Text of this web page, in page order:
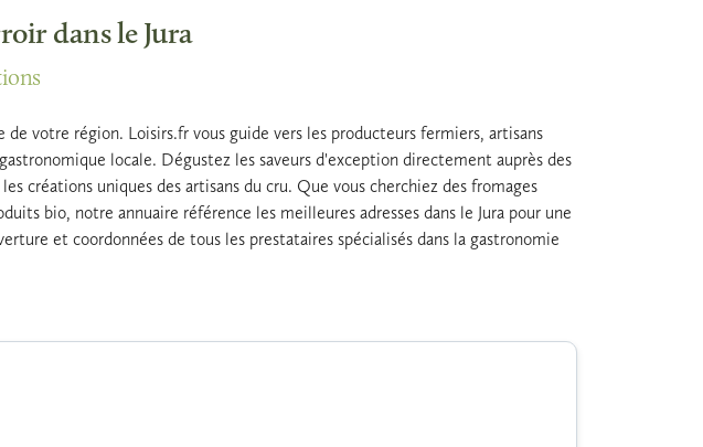
dans le Jura
votre région. Loisirs.fr vous guide vers les producteurs fermiers, artisans
locale. Dégustez les saveurs d'exception directement auprès des
créations uniques des artisans du cru. Que vous cherchiez des fromages
bio, notre annuaire référence les meilleures adresses dans le Jura pour une
et coordonnées de tous les prestataires spécialisés dans la gastronomie